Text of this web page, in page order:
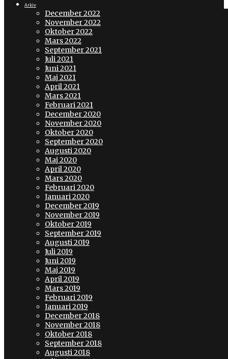
Arkiv
December 2022
November 2022
Oktober 2022
Mars 2022
September 2021
Juli 2021
Juni 2021
Maj 2021
April 2021
Mars 2021
Februari 2021
December 2020
November 2020
Oktober 2020
September 2020
Augusti 2020
Maj 2020
April 2020
Mars 2020
Februari 2020
Januari 2020
December 2019
November 2019
Oktober 2019
September 2019
Augusti 2019
Juli 2019
Juni 2019
Maj 2019
April 2019
Mars 2019
Februari 2019
Januari 2019
December 2018
November 2018
Oktober 2018
September 2018
Augusti 2018